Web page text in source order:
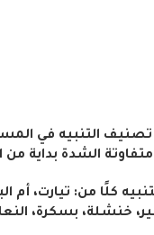
تصنيف التنبيه في
الشدة بداية من
كلًا من: تيارت، أم
خنشلة، بسكرة،